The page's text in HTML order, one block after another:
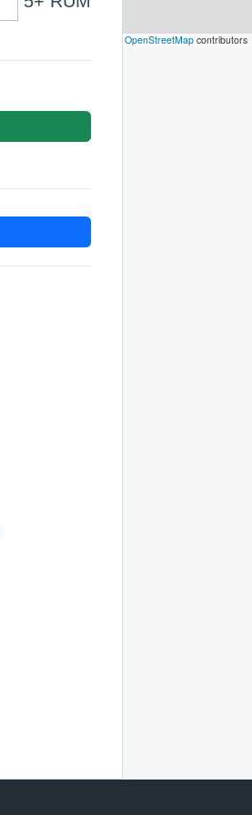
OpenStreetMap contributors